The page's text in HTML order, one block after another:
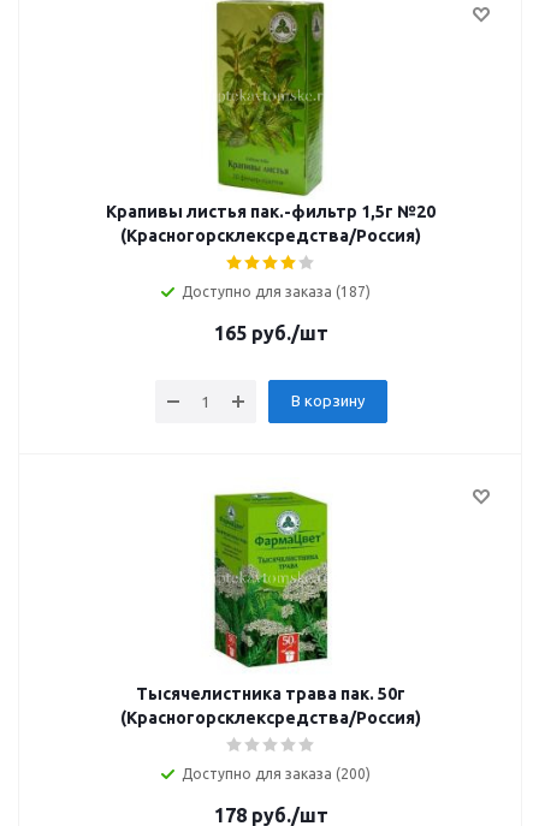
Крапивы листья пак.-фильтр 1,5г №20
(Красногорсклексредства/Россия)
Доступно для заказа (187)
165руб./шт
В корзину
Тысячелистника трава пак. 50г
(Красногорсклексредства/Россия)
Доступно для заказа (200)
178руб./шт